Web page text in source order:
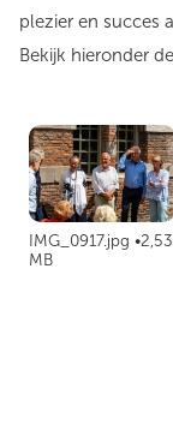
plezier en succes
Bekijk hieronder
IMG_0917.jpg 2,53
MB